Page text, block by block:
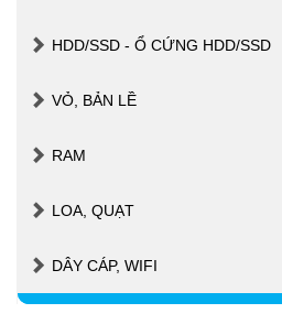
HDD/SSD - Ổ CỨNG HDD/SSD
VỎ, BẢN LỀ
RAM
LOA, QUẠT
DÂY CÁP, WIFI